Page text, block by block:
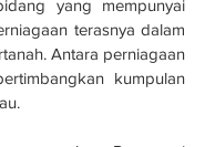
yang mempunyai
terasnya dalam
Antara perniagaan
kumpulan